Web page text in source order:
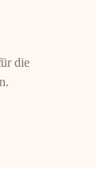
die